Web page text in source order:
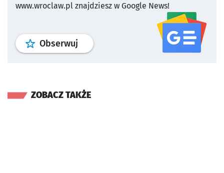
www.wroclaw.pl znajdziesz w Google News!
Obserwuj profil serwisu
ZOBACZ TAKŻE